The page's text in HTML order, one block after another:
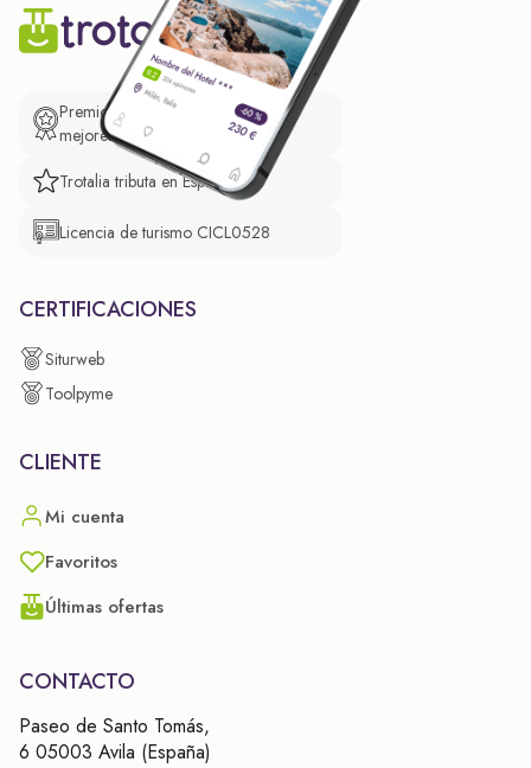
Premio de El Confidencial a las
mejores prácticas empresariales.
Trotalia tributa en España
Licencia de turismo CICL0528
CERTIFICACIONES
Siturweb
Toolpyme
CLIENTE
Mi cuenta
Favoritos
Últimas ofertas
CONTACTO
Paseo de Santo Tomás,
6 05003 Avila (España)